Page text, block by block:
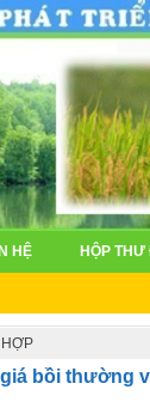
HỆ HỘP
bồi thường